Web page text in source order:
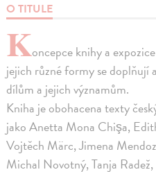
O TITULE
Koncepce knihy a
jejich různé formy se doplňují
dílům a jejich významům.
Kniha je obohacena texty
jako Anetta Mona Chişa,
Vojtěch Märc, Jimena
Michal Novotný, Tanja